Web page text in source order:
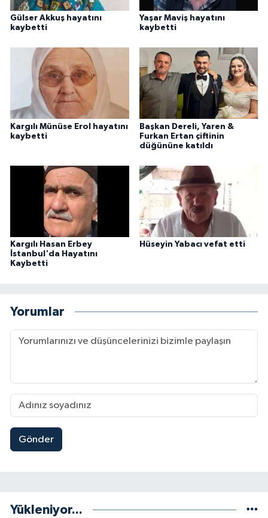
Gülser Akkuş hayatını
kaybetti
Yaşar Maviş hayatını
kaybetti
Kargılı Münüse Erol hayatını
kaybetti
Başkan Dereli, Yaren &
Furkan Ertan çiftinin
düğününe katıldı
Kargılı Hasan Erbey
İstanbul'da Hayatını
Kaybetti
Hüseyin Yabacı vefat etti
Yorumlar
Gönder
Yükleniyor...